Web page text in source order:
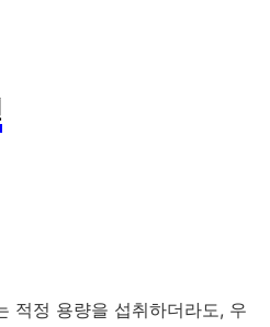
적정 용량을 섭취하더라도, 우